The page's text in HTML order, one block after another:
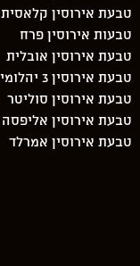
טבעת אירוסין קלאסית
טבעות אירוסין פרח
טבעת אירוסין אובלית
טבעת אירוסין 3 יהלומים
טבעת אירוסין סוליטר
טבעת אירוסין אליפסה
טבעת אירוסין אמרלד